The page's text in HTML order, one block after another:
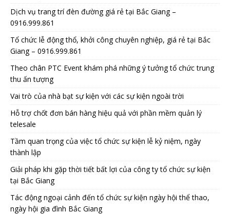
Dịch vụ trang trí đèn đường giá rẻ tại Bắc Giang –
0916.999.861
Tổ chức lễ động thổ, khởi công chuyên nghiệp, giá rẻ tại Bắc
Giang – 0916.999.861
Theo chân PTC Event khám phá những ý tưởng tổ chức trung
thu ấn tượng
Vai trò của nhà bạt sự kiện với các sự kiện ngoài trời
Hỗ trợ chốt đơn bán hàng hiệu quả với phần mềm quản lý
telesale
Tầm quan trọng của việc tổ chức sự kiện lễ kỷ niệm, ngày
thành lập
Giải pháp khi gặp thời tiết bất lợi của công ty tổ chức sự kiện
tại Bắc Giang
Tác động ngoại cảnh đến tổ chức sự kiện ngày hội thể thao,
ngày hội gia đình Bắc Giang